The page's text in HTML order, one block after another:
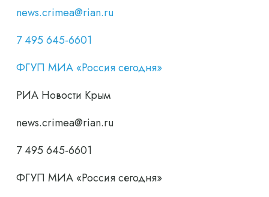
news.crimea@rian.ru
7 495 645-6601
ФГУП МИА «Россия сегодня»
РИА Новости Крым
news.crimea@rian.ru
7 495 645-6601
ФГУП МИА «Россия сегодня»